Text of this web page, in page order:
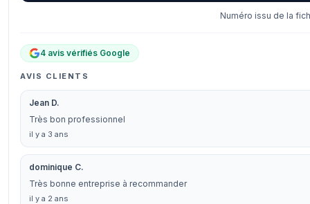
Numéro issu de la
4 avis vérifiés Google
AVIS CLIENTS
Jean D.
Très bon professionnel
il y a 3 ans
dominique C.
Très bonne entreprise à recommander
il y a 2 ans